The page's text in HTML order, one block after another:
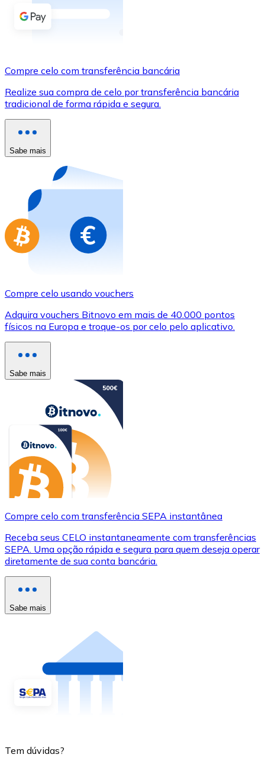
Comprar com dinheiro
Comprar com transferência bancária
Cartão de crédito / débito
Comprar com cartão
Loja - Cartões-presente
Compre cartões-presente das suas marcas favoritas
Ir para a loja de cartões-presente
Compre celo com transferência bancária
Realize sua compra de celo por transferência bancária
tradicional de forma rápida e segura.
Sabe mais
Compre celo usando vouchers
Adquira vouchers Bitnovo em mais de 40.000 pontos
físicos na Europa e troque-os por celo pelo aplicativo.
Sabe mais
Compre celo com transferência SEPA instantânea
Receba seus CELO instantaneamente com transferências
SEPA. Uma opção rápida e segura para quem deseja operar
diretamente de sua conta bancária.
Sabe mais
Tem dúvidas?